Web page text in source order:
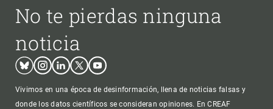
No te pierdas ninguna
noticia
BlueskyInstagram
LinkedinTwitterYoutube
Vivimos en una época de desinformación, llena de noticias falsas y
donde los datos científicos se consideran opiniones. En CREAF